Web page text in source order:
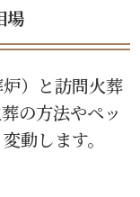
場
）と訪問火葬
の方法やペッ
動します。